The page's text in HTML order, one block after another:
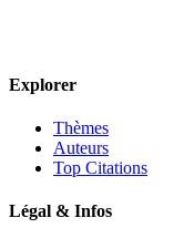
Explorer
Thèmes
Auteurs
Top Citations
Légal & Infos